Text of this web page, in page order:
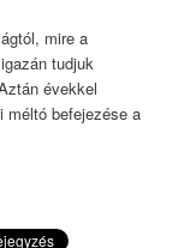
mire a
tudjuk
évekkel
méltó befejezése a